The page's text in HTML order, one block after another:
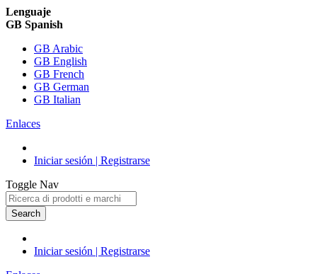
Lenguaje
GB Spanish
GB Arabic
GB English
GB French
GB German
GB Italian
Enlaces
Iniciar sesión | Registrarse
Toggle Nav
Search
Iniciar sesión | Registrarse